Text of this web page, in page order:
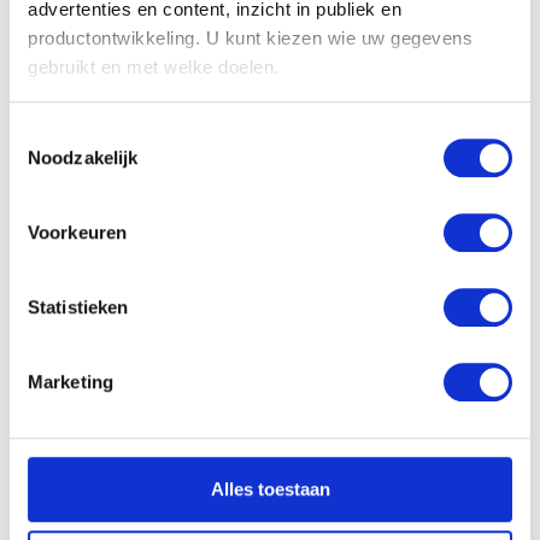
advertenties en content, inzicht in publiek en
productontwikkeling. U kunt kiezen wie uw gegevens
gebruikt en met welke doelen.
Informatie verzamelen over uw geografische
locatie, die tot een paar meter nauwkeurig kan zijn
scannen op specifieke eigenschappen (fingerprinting)
detailgedeeltein.
U kunt uw toestemming op elk moment wijzigen of
We gebruiken cookies om content en advertenties te
personaliseren, om functies voor social media te bieden
en om ons websiteverkeer te analyseren. Ook delen we
informatie over uw gebruik van onze site met onze
partners voor social media, adverteren en analyse. Deze
Noodzakelijk
Voorkeuren
Statistieken
Marketing
Alles toestaan